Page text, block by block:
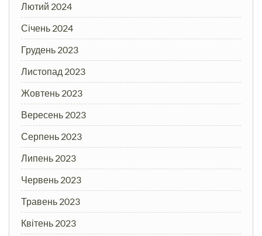
Лютий 2024
Січень 2024
Грудень 2023
Листопад 2023
Жовтень 2023
Вересень 2023
Серпень 2023
Липень 2023
Червень 2023
Травень 2023
Квітень 2023